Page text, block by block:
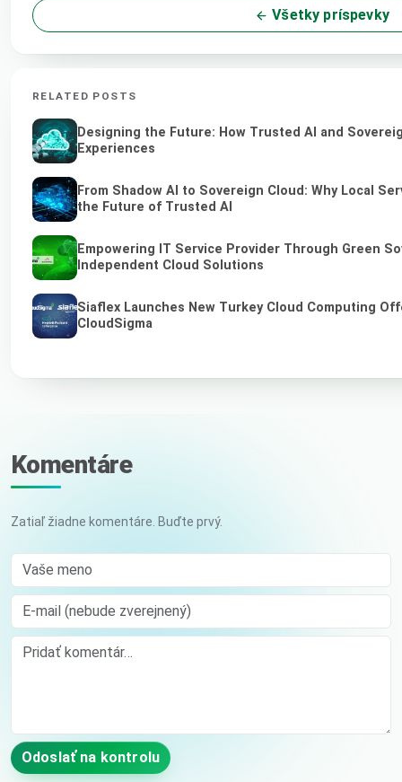
Všetky príspevky
RELATED POSTS
Designing the Future: How Trusted AI and
Experiences
From Shadow AI to Sovereign Cloud: Why Local
the Future of Trusted AI
Empowering IT Service Provider Through Green
Independent Cloud Solutions
Siaflex Launches New Turkey Cloud Computing
CloudSigma
Komentáre
Zatiaľ žiadne komentáre. Buďte prvý.
Vaše meno
E-mail (nebude zverejnený)
Comment
Odoslať na kontrolu